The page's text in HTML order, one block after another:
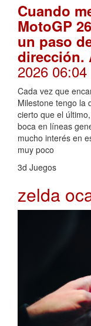
Cuando
MotoGP
un paso
dirección.
2026 06:04
Cada vez que
Milestone tengo la
cierto que el
boca en líneas
mucho interés en
muy poco
3d Juegos
zelda